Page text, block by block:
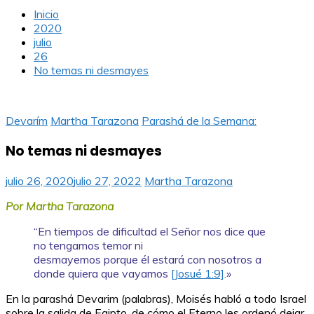
Inicio
2020
julio
26
No temas ni desmayes
Devarím Martha Tarazona Parashá de la Semana:
No temas ni desmayes
julio 26, 2020julio 27, 2022 Martha Tarazona
Por Martha Tarazona
“En tiempos de dificultad el Señor nos dice que
no tengamos temor ni
desmayemos porque él estará con nosotros a
donde quiera que vayamos [Josué 1:9].»
En la parashá Devarim (palabras), Moisés habló a todo Israel